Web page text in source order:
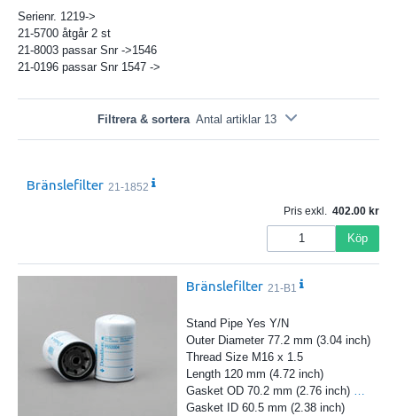
Serienr. 1219->
21-5700 åtgår 2 st
21-8003 passar Snr ->1546
21-0196 passar Snr 1547 ->
Filtrera & sortera Antal artiklar 13
Bränslefilter 21-1852
Pris exkl. 402.00
Köp
Bränslefilter 21-B1
Stand Pipe Yes Y/N
Outer Diameter 77.2 mm (3.04 inch)
Thread Size M16 x 1.5
Length 120 mm (4.72 inch)
Gasket OD 70.2 mm (2.76 inch) …
Gasket ID 60.5 mm (2.38 inch)